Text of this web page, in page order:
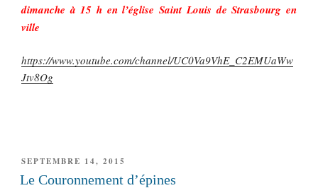
dimanche à 15 h en l’église Saint Louis de Strasbourg en
ville
https://www.youtube.com/channel/UC0Va9VhE_C2EMUaWw
Jtv8Og
PUBLIÉ
LE
SEPTEMBRE 14, 2015
Le Couronnement d’épines